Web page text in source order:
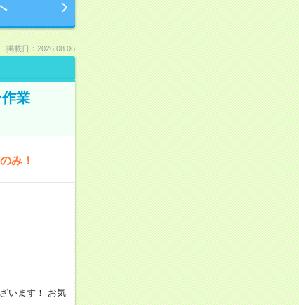
掲載日：2026.08.06
業
み！
います！ お気